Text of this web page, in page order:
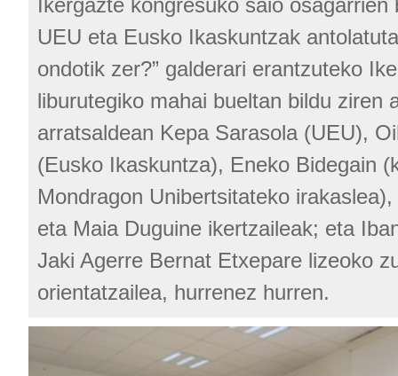
Ikergazte kongresuko saio osagarrien
UEU eta Eusko Ikaskuntzak
ondotik zer?” galderari erantzuteko
liburutegiko mahai bueltan bildu ziren
arratsaldean Kepa Sarasola (UEU),
(Eusko Ikaskuntza), Eneko Bidegain
Mondragon Unibertsitateko
eta Maia Duguine ikertzaileak; eta
Jaki Agerre Bernat Etxepare lizeoko
orientatzailea, hurrenez hurren.